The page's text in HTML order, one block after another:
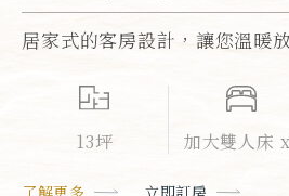
居家式的客房設計，讓您溫暖
13坪 加大雙人床
了解更多 立即訂房